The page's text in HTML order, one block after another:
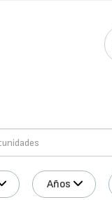
Años